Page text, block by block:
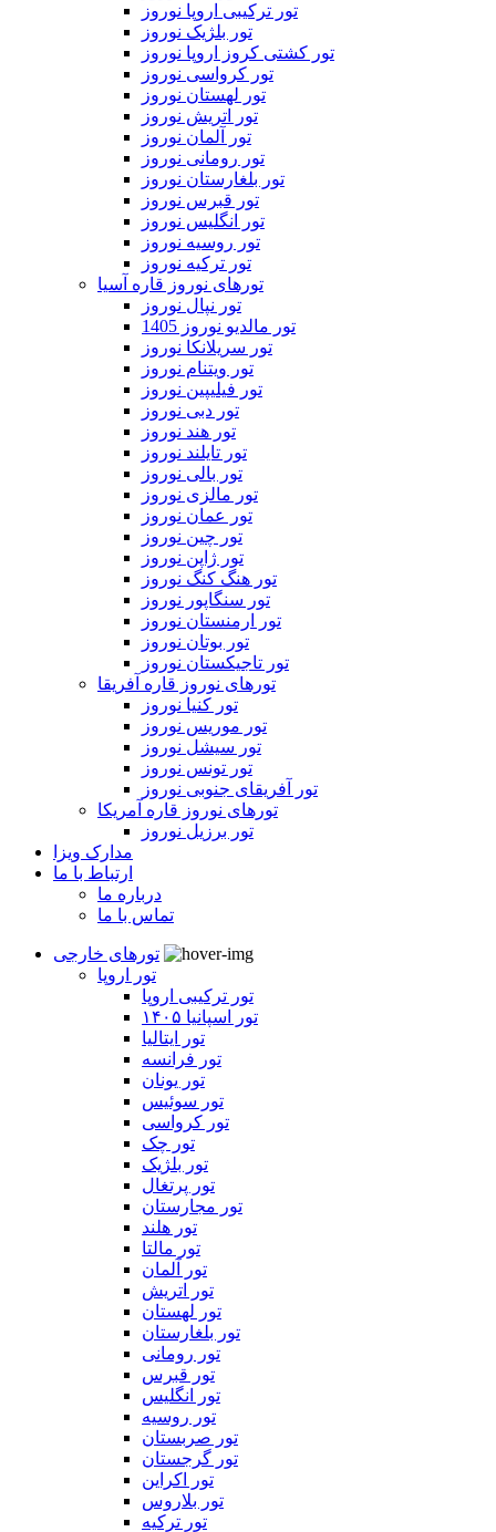
تور ترکیبی اروپا نوروز
تور بلژیک نوروز
تور کشتی کروز اروپا نوروز
تور کرواسی نوروز
تور لهستان نوروز
تور اتریش نوروز
تور آلمان نوروز
تور رومانی نوروز
تور بلغارستان نوروز
تور قبرس نوروز
تور انگلیس نوروز
تور روسیه نوروز
تور ترکیه نوروز
تورهای نوروز قاره آسیا
تور نپال نوروز
تور مالدیو نوروز 1405
تور سریلانکا نوروز
تور ویتنام نوروز
تور فیلیپین نوروز
تور دبی نوروز
تور هند نوروز
تور تایلند نوروز
تور بالی نوروز
تور مالزی نوروز
تور عمان نوروز
تور چین نوروز
تور ژاپن نوروز
تور هنگ کنگ نوروز
تور سنگاپور نوروز
تور ارمنستان نوروز
تور بوتان نوروز
تور تاجیکستان نوروز
تورهای نوروز قاره آفریقا
تور کنیا نوروز
تور موریس نوروز
تور سیشل نوروز
تور تونس نوروز
تور آفریقای جنوبی نوروز
تورهای نوروز قاره آمریکا
تور برزیل نوروز
مدارک ویزا
ارتباط با ما
درباره ما
تماس با ما
تورهای خارجی
تور اروپا
تور ترکیبی اروپا
تور اسپانیا ۱۴۰۵
تور ایتالیا
تور فرانسه
تور یونان
تور سوئیس
تور کرواسی
تور چک
تور بلژیک
تور پرتغال
تور مجارستان
تور هلند
تور مالتا
تور آلمان
تور اتریش
تور لهستان
تور بلغارستان
تور رومانی
تور قبرس
تور انگلیس
تور روسیه
تور صربستان
تور گرجستان
تور اکراین
تور بلاروس
تور ترکیه